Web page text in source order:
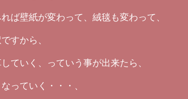
ば壁紙が変わって、絨毯も変わって、
すから、
ていく、っていう事が出来たら、
っていく・・・、